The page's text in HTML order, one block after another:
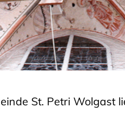
St. Petri Wolgast